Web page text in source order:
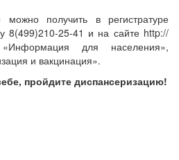
получить в регистратуре
8(499)210-25-41 и на сайте http://
для населения»,
и вакцинация».
пройдите диспансеризацию!